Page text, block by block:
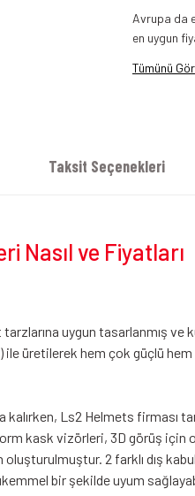
Avrupa da
en uygun
Tümünü Gör
Taksit Seçenekleri
Nasıl ve Fiyatları
uygun tasarlanmış ve
üretilerek hem çok güçlü hem
Ls2 Helmets firması
kask vizörleri, 3D görüş
2 farklı dış
bir şekilde uyum